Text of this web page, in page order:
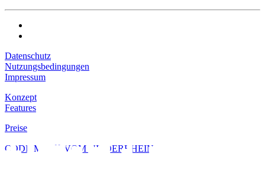
Datenschutz
Nutzungsbedingungen
Impressum
Konzept
Features
Preise
CODE MIT ♡ VOM NIEDERRHEIN